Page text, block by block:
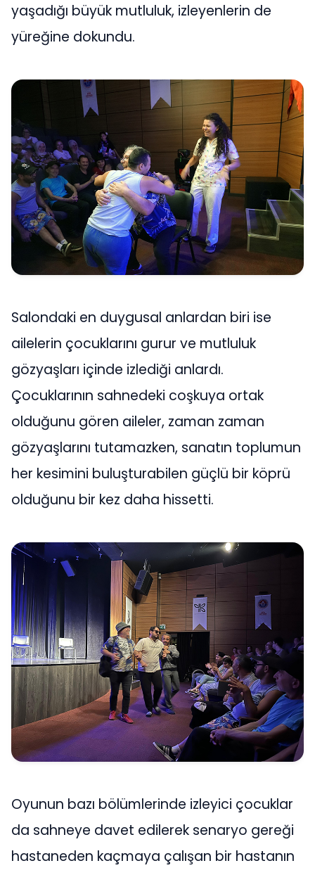
yaşadığı büyük mutluluk, izleyenlerin de
yüreğine dokundu.
Salondaki en duygusal anlardan biri ise
ailelerin çocuklarını gurur ve mutluluk
gözyaşları içinde izlediği anlardı.
Çocuklarının sahnedeki coşkuya ortak
olduğunu gören aileler, zaman zaman
gözyaşlarını tutamazken, sanatın toplumun
her kesimini buluşturabilen güçlü bir köprü
olduğunu bir kez daha hissetti.
Oyunun bazı bölümlerinde izleyici çocuklar
da sahneye davet edilerek senaryo gereği
hastaneden kaçmaya çalışan bir hastanın